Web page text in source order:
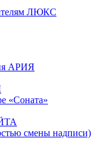
ЛЮКС
АРИЯ
«Соната»
смены надписи)